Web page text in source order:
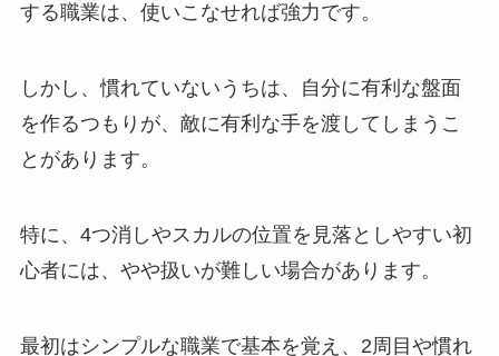
する職業は、使いこなせれば強力です。
しかし、慣れていないうちは、自分に有利な盤面
を作るつもりが、敵に有利な手を渡してしまうこ
とがあります。
特に、4つ消しやスカルの位置を見落としやすい初
心者には、やや扱いが難しい場合があります。
最初はシンプルな職業で基本を覚え、2周目や慣れ